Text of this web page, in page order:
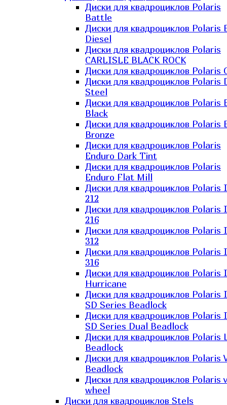
Диски для квадроциклов Polaris
Battle
Диски для квадроциклов Polaris
Diesel
Диски для квадроциклов Polaris
CARLISLE BLACK ROCK
Диски для квадроциклов Polaris
Диски для квадроциклов Polaris
Steel
Диски для квадроциклов Polaris
Black
Диски для квадроциклов Polaris
Bronze
Диски для квадроциклов Polaris
Enduro Dark Tint
Диски для квадроциклов Polaris
Enduro Flat Mill
Диски для квадроциклов Polaris
212
Диски для квадроциклов Polaris
216
Диски для квадроциклов Polaris
312
Диски для квадроциклов Polaris
316
Диски для квадроциклов Polaris
Hurricane
Диски для квадроциклов Polaris
SD Series Beadlock
Диски для квадроциклов Polaris
SD Series Dual Beadlock
Диски для квадроциклов Polaris
Beadlock
Диски для квадроциклов Polaris
Beadlock
Диски для квадроциклов Polaris
wheel
Диски для квадроциклов Stels